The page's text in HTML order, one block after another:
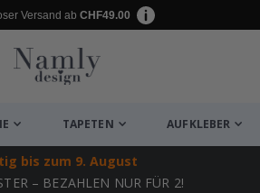
Versand ab CHF49.00
TAPETEN AUFKLEBER
bis zum 9. August
– BEZAHLEN NUR FÜR 2!